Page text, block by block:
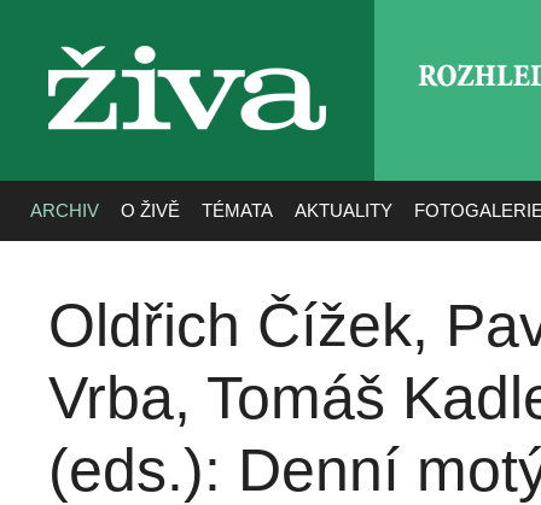
živa
ARCHIV O ŽIVĚ TÉMATA AKTUALITY
Oldřich Čížek,
Vrba, Tomáš
(eds.): Denní